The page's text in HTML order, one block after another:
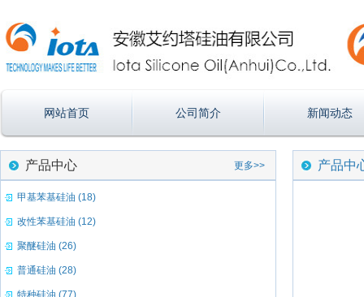
网站首页 公司简介 新闻动态
产品中心 更多>>
甲基苯基硅油 (18)
改性苯基硅油 (12)
聚醚硅油 (26)
普通硅油 (28)
特种硅油 (77)
产品中